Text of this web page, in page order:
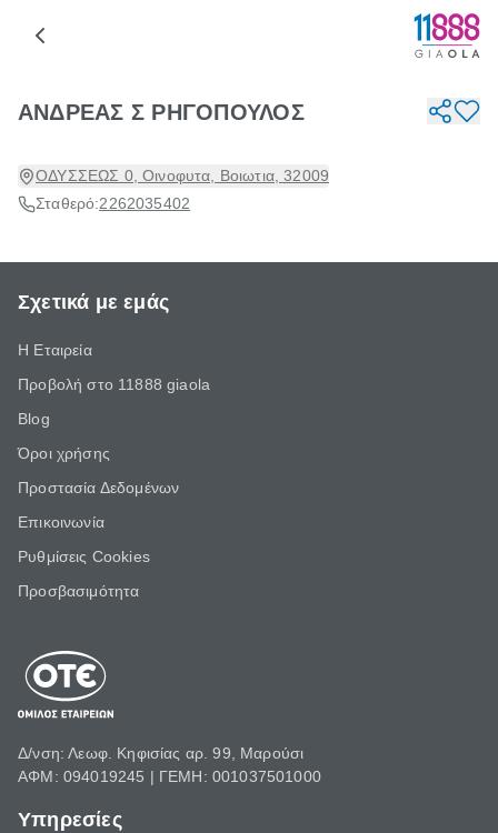
ΑΝΔΡΕΑΣ Σ ΡΗΓΟΠΟΥΛΟΣ
ΟΔΥΣΣΕΩΣ 0, Οινοφυτα, Βοιωτια, 32009
Σταθερό:2262035402
Σχετικά με εμάς
Η Εταιρεία
Προβολή στο 11888 giaola
Blog
Όροι χρήσης
Προστασία Δεδομένων
Επικοινωνία
Ρυθμίσεις Cookies
Προσβασιμότητα
Δ/νση: Λεωφ. Κηφισίας αρ. 99, Μαρούσι
ΑΦΜ: 094019245 | ΓΕΜΗ: 001037501000
Υπηρεσίες